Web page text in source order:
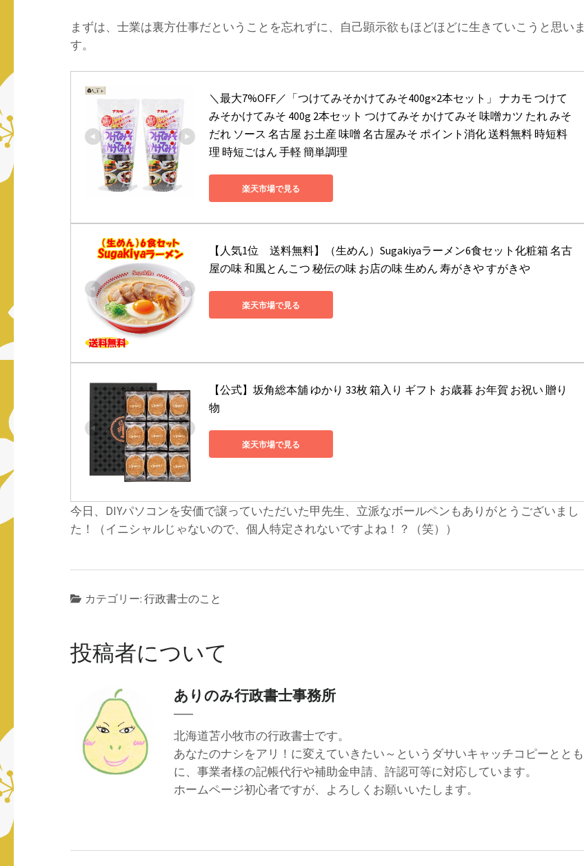
まずは、士業は裏方仕事だということを忘れずに、自己顕示欲もほどほどに生きていこうと思いま
す。
＼最大7%OFF／「つけてみそかけてみそ400g×2本セット」 ナカモ つけて
みそかけてみそ 400g 2本セット つけてみそ かけてみそ 味噌カツ たれ みそ
だれ ソース 名古屋 お土産 味噌 名古屋みそ ポイント消化 送料無料 時短料
理 時短ごはん 手軽 簡単調理
楽天市場で見る
【人気1位　送料無料】（生めん）Sugakiyaラーメン6食セット化粧箱 名古
屋の味 和風とんこつ 秘伝の味 お店の味 生めん 寿がきや すがきや
楽天市場で見る
【公式】坂角総本舖 ゆかり 33枚 箱入り ギフト お歳暮 お年賀 お祝い 贈り
物
楽天市場で見る
今日、DIYパソコンを安価で譲っていただいた甲先生、立派なボールペンもありがとうございまし
た！（イニシャルじゃないので、個人特定されないですよね！？（笑））
カテゴリー: 行政書士のこと
投稿者について
ありのみ行政書士事務所
北海道苫小牧市の行政書士です。
あなたのナシをアリ！に変えていきたい～というダサいキャッチコピーととも
に、事業者様の記帳代行や補助金申請、許認可等に対応しています。
ホームページ初心者ですが、よろしくお願いいたします。